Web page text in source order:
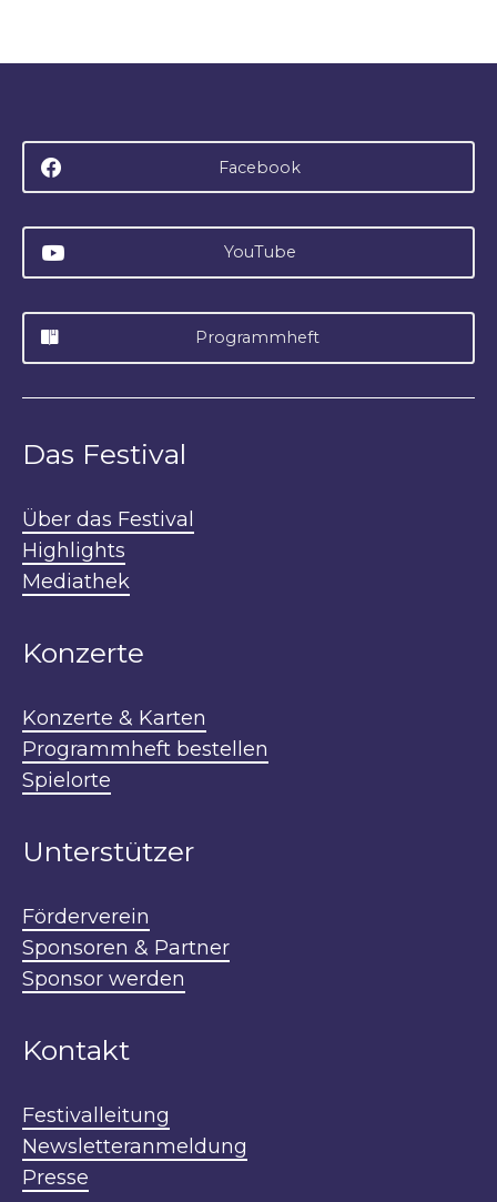
Facebook
YouTube
Programmheft
Das Festival
Über das Festival
Highlights
Mediathek
Konzerte
Konzerte & Karten
Programmheft bestellen
Spielorte
Unterstützer
Förderverein
Sponsoren & Partner
Sponsor werden
Kontakt
Festivalleitung
Newsletteranmeldung
Presse